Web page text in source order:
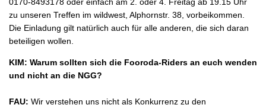
zu unseren Treffen im wildwest, Alphornstr. 38, vorbeikommen.
Die Einladung gilt natürlich auch für alle anderen, die sich daran
beteiligen wollen.
KIM: Warum sollten sich die Fooroda-Riders an euch wenden
und nicht an die NGG?
FAU: Wir verstehen uns nicht als Konkurrenz zu den